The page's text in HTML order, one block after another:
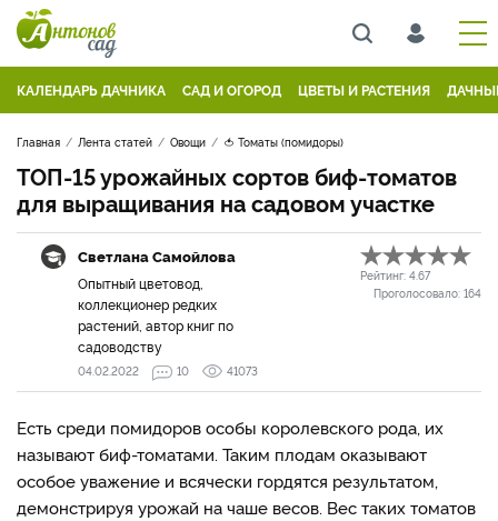
КАЛЕНДАРЬ ДАЧНИКА САД И ОГОРОД ЦВЕТЫ И РАСТЕНИЯ
Главная Лента статей Овощи 🍅 Томаты (помидоры)
ТОП-15 урожайных сортов биф-томатов
для выращивания на садовом участке
Светлана Самойлова
Опытный цветовод,
коллекционер редких
растений, автор книг по
садоводству
Рейтинг: 4.67
Проголосовало: 164
04.02.2022 10 41073
Есть среди помидоров особы королевского рода, их
называют биф-томатами. Таким плодам оказывают
особое уважение и всячески гордятся результатом,
демонстрируя урожай на чаше весов. Вес таких томатов